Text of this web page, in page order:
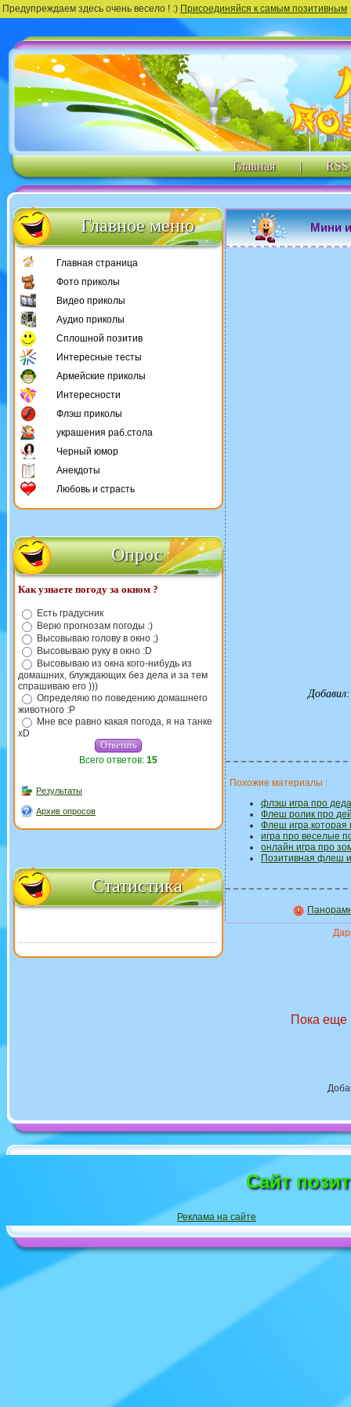
Предупреждаем здесь очень весело ! :) Присоединяйся к самым позитивным
Главная | RSS
Главное меню
Главная страница
Фото приколы
Видео приколы
Аудио приколы
Сплошной позитив
Интересные тесты
Армейские приколы
Интересности
Флэш приколы
украшения раб.стола
Черный юмор
Анекдоты
Любовь и страсть
Опрос
Как узнаете погоду за окном ?
Есть градусник
Верю прогнозам погоды :)
Высовываю голову в окно ;)
Высовываю руку в окно :D
Высовываю из окна кого-нибудь из
домашних, блуждающих без дела и за тем
спрашиваю его )))
Определяю по поведению домашнего
животного :P
Мне все равно какая погода, я на танке
xD
Всего ответов: 15
Результаты
Архив опросов
Статистика
Мини
Добавил
Похожие материалы :
флэш игра про
Флеш ролик про
Флеш игра,которая
игра про веселые
онлайн игра про
Позитивная флеш
Пока еще
Сайт
Реклама на сайте